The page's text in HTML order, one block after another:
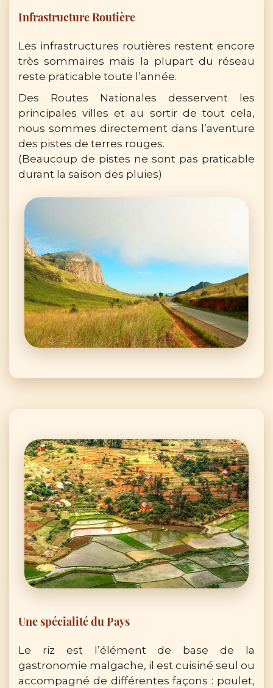
Infrastructure Routière
Les infrastructures routières restent encore
très sommaires mais la plupart du réseau
reste praticable toute l’année.
Des Routes Nationales desservent les
principales villes et au sortir de tout cela,
nous sommes directement dans l’aventure
des pistes de terres rouges.
(Beaucoup de pistes ne sont pas praticable
durant la saison des pluies)
Une spécialité du Pays
Le riz est l’élément de base de la
gastronomie malgache, il est cuisiné seul ou
accompagné de différentes façons : poulet,